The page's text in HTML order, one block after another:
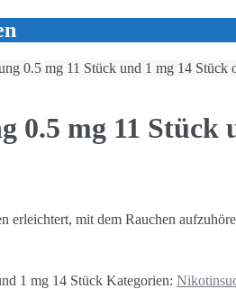
0.5 mg 11 Stück und 1 mg 14 Stück
0.5 mg 11 Stück
erleichtert, mit dem Rauchen
1 mg 14 Stück Kategorien: